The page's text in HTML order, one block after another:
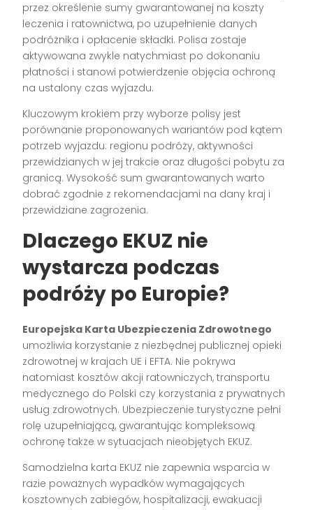
przez określenie sumy gwarantowanej na koszty
leczenia i ratownictwa, po uzupełnienie danych
podróżnika i opłacenie składki. Polisa zostaje
aktywowana zwykle natychmiast po dokonaniu
płatności i stanowi potwierdzenie objęcia ochroną
na ustalony czas wyjazdu.
Kluczowym krokiem przy wyborze polisy jest
porównanie proponowanych wariantów pod kątem
potrzeb wyjazdu: regionu podróży, aktywności
przewidzianych w jej trakcie oraz długości pobytu za
granicą. Wysokość sum gwarantowanych warto
dobrać zgodnie z rekomendacjami na dany kraj i
przewidziane zagrożenia.
Dlaczego EKUZ nie
wystarcza podczas
podróży po Europie?
Europejska Karta Ubezpieczenia Zdrowotnego
umożliwia korzystanie z niezbędnej publicznej opieki
zdrowotnej w krajach UE i EFTA. Nie pokrywa
natomiast kosztów akcji ratowniczych, transportu
medycznego do Polski czy korzystania z prywatnych
usług zdrowotnych. Ubezpieczenie turystyczne pełni
rolę uzupełniającą, gwarantując kompleksową
ochronę także w sytuacjach nieobjętych EKUZ.
Samodzielna karta EKUZ nie zapewnia wsparcia w
razie poważnych wypadków wymagających
kosztownych zabiegów, hospitalizacji, ewakuacji